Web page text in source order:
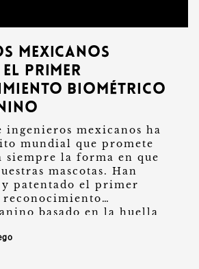
mexicanos
primer
biométrico
ingenieros mexicanos ha
mundial que promete
siempre la forma en que
mascotas. Han
patentado el primer
basado en la huella